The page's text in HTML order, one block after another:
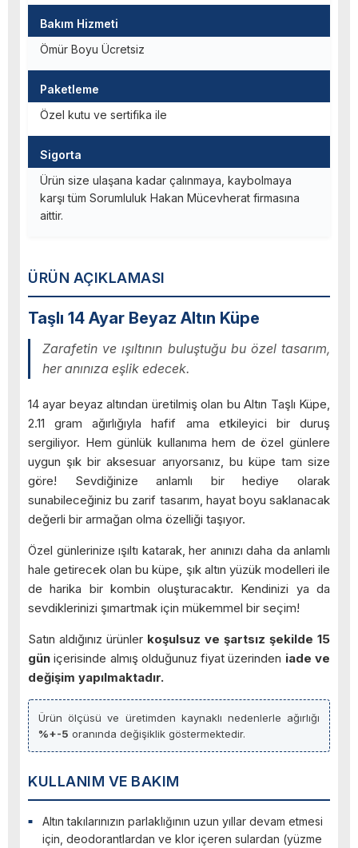
ÜRÜN AÇIKLAMASI
Taşlı 14 Ayar Beyaz Altın Küpe
Zarafetin ve ışıltının buluştuğu bu özel tasarım,
her anınıza eşlik edecek.
14 ayar beyaz altından üretilmiş olan bu Altın Taşlı Küpe,
2.11 gram ağırlığıyla hafif ama etkileyici bir duruş
sergiliyor. Hem günlük kullanıma hem de özel günlere
uygun şık bir aksesuar arıyorsanız, bu küpe tam size
göre! Sevdiğinize anlamlı bir hediye olarak
sunabileceğiniz bu zarif tasarım, hayat boyu saklanacak
değerli bir armağan olma özelliği taşıyor.
Özel günlerinize ışıltı katarak, her anınızı daha da anlamlı
hale getirecek olan bu küpe, şık altın yüzük modelleri ile
de harika bir kombin oluşturacaktır. Kendinizi ya da
sevdiklerinizi şımartmak için mükemmel bir seçim!
Satın aldığınız ürünler koşulsuz ve şartsız şekilde 15
gün içerisinde almış olduğunuz fiyat üzerinden iade ve
değişim yapılmaktadır.
Ürün ölçüsü ve üretimden kaynaklı nedenlerle ağırlığı
%+-5 oranında değişiklik göstermektedir.
Bakım Hizmeti
Ömür Boyu Ücretsiz
Paketleme
Özel kutu ve sertifika ile
Sigorta
Ürün size ulaşana kadar çalınmaya, kaybolmaya
karşı tüm Sorumluluk Hakan Mücevherat firmasına
aittir.
KULLANIM VE BAKIM
Altın takılarınızın parlaklığının uzun yıllar devam etmesi
için, deodorantlardan ve klor içeren sulardan (yüzme